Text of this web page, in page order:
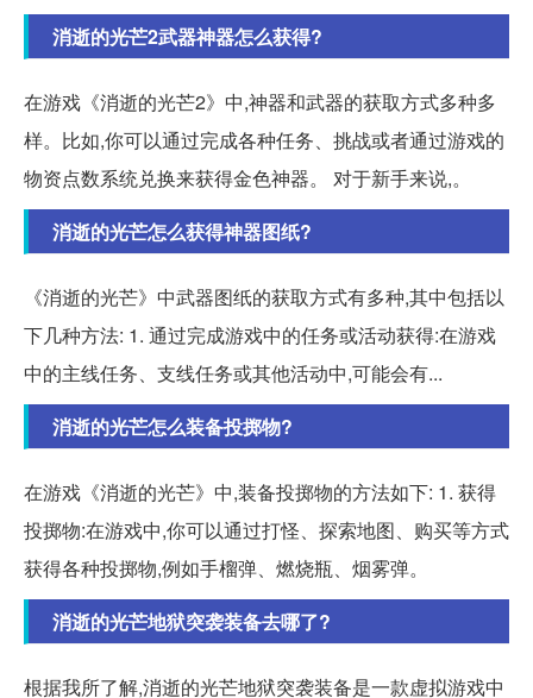
消逝的光芒2武器神器怎么获得?
在游戏《消逝的光芒2》中,神器和武器的获取方式多种多
样。比如,你可以通过完成各种任务、挑战或者通过游戏的
物资点数系统兑换来获得金色神器。 对于新手来说,。
消逝的光芒怎么获得神器图纸?
《消逝的光芒》中武器图纸的获取方式有多种,其中包括以
下几种方法: 1. 通过完成游戏中的任务或活动获得:在游戏
中的主线任务、支线任务或其他活动中,可能会有...
消逝的光芒怎么装备投掷物?
在游戏《消逝的光芒》中,装备投掷物的方法如下: 1. 获得
投掷物:在游戏中,你可以通过打怪、探索地图、购买等方式
获得各种投掷物,例如手榴弹、燃烧瓶、烟雾弹。
消逝的光芒地狱突袭装备去哪了?
根据我所了解,消逝的光芒地狱突袭装备是一款虚拟游戏中